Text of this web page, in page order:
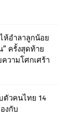
อำลาลูกน้อย
” ครั้งสุดท้าย
วามโศกเศร้า
ตัวคนไทย 14
งกับ